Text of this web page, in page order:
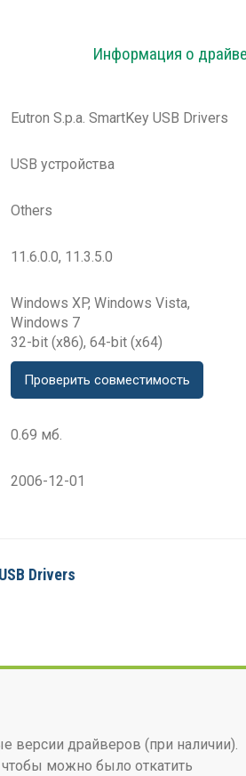
Информация о
Eutron S.p.a. SmartKey USB Drivers
USB устройства
Others
11.6.0.0, 11.3.5.0
Windows XP, Windows Vista,
Windows 7
32-bit (x86), 64-bit (x64)
Проверить совместимость
0.69 мб.
2006-12-01
Drivers
версии драйверов (при наличии).
чтобы можно было откатить